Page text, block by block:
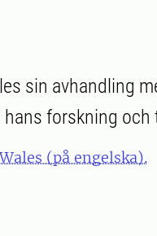
sin avhandling
forskning och
(på engelska).